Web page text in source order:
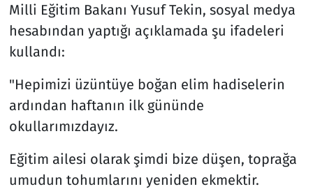
Milli Eğitim Bakanı Yusuf Tekin, sosyal medya
hesabından yaptığı açıklamada şu ifadeleri
kullandı:
"Hepimizi üzüntüye boğan elim hadiselerin
ardından haftanın ilk gününde
okullarımızdayız.
Eğitim ailesi olarak şimdi bize düşen, toprağa
umudun tohumlarını yeniden ekmektir.